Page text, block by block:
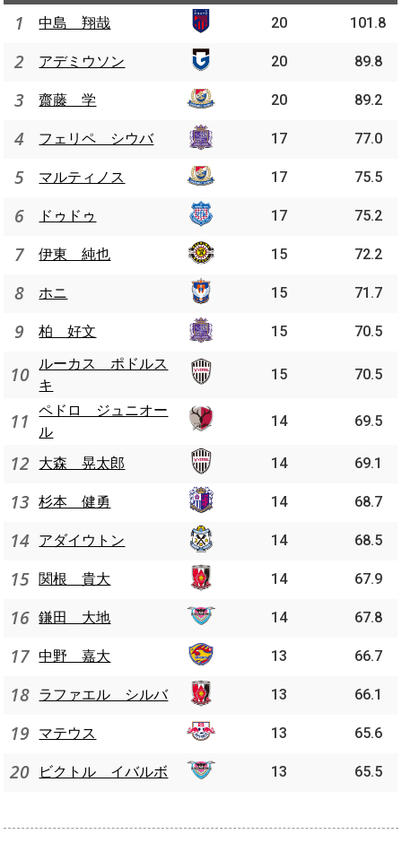
1 中島 翔哉 20 101.8
2 アデミウソン 20 89.8
3 齋藤 学 20 89.2
4 フェリペ シウバ 17 77.0
5 マルティノス 17 75.5
6 ドゥドゥ 17 75.2
7 伊東 純也 15 72.2
8 ホニ 15 71.7
9 柏 好文 15 70.5
10 ルーカス ポドルス
キ
15 70.5
11
ペドロ ジュニオー
ル
14 69.5
12 大森 晃太郎 14 69.1
13 杉本 健勇 14 68.7
14 アダイウトン 14 68.5
15 関根 貴大 14 67.9
16 鎌田 大地 14 67.8
17 中野 嘉大 13 66.7
18 ラファエル シルバ 13 66.1
19 マテウス 13 65.6
20 ビクトル イバルボ 13 65.5